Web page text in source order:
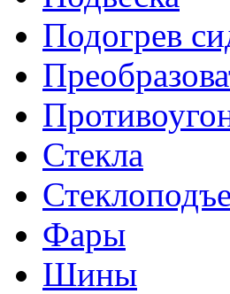
Подогрев
Стекла
Фары
Шины